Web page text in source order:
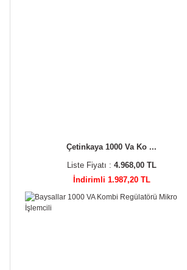
Çetinkaya 1000 Va Ko ...
Liste Fiyatı : 4.968,00 TL
İndirimli 1.987,20 TL